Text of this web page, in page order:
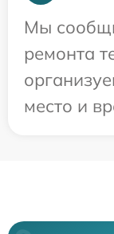
Мы
ремонта
место и